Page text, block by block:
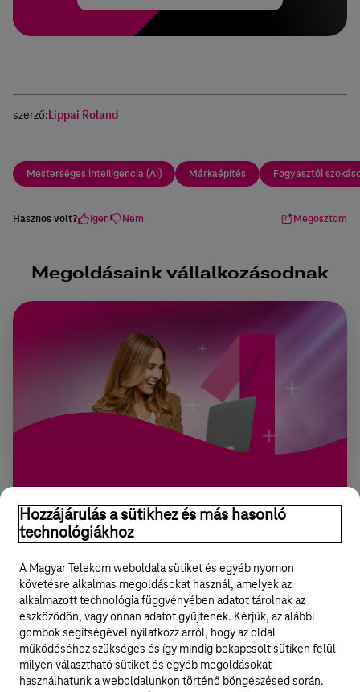
szerző:Lippai Roland
Mesterséges intelligencia (AI) Márkaépítés Fogyasztói
Hasznos volt? Igen Nem Megosztom
Megoldásaink vállalkozásodnak
Magenta 1 Business
Üzleti mobil és vezetékes szolgáltatások együtt, havidíj-
kedvezménnyel és számos digitalizációt támogató egyéb
Legyél a Hello Biznisz közösség tagja!
REGISZTRÁLOK/BELÉPEK
Hozzájárulás a sütikhez és más hasonló
technológiákhoz
A Magyar Telekom weboldala sütiket és egyéb nyomon
követésre alkalmas megoldásokat használ, amelyek az
alkalmazott technológia függvényében adatot tárolnak az
eszközödön, vagy onnan adatot gyűjtenek. Kérjük, az alábbi
gombok segítségével nyilatkozz arról, hogy az oldal
működéséhez szükséges és így mindig bekapcsolt sütiken felül
milyen választható sütiket és egyéb megoldásokat
használhatunk a weboldalunkon történő böngészésed során.